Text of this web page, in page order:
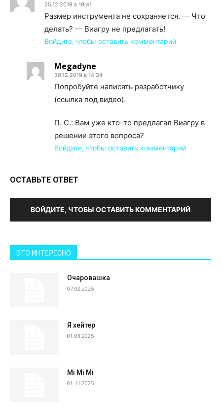
25.12.2019 в 19:41
Размер инструмента не сохраняется. — Что
делать? — Виагру не предлагать!
Войдите, чтобы оставить комментарий
Megadyne
30.12.2019 в 14:34
Попробуйте написать разработчику
(ссылка под видео).
П. С.: Вам уже кто-то предлагал Виагру в
решении этого вопроса?
Войдите, чтобы оставить комментарий
ОСТАВЬТЕ ОТВЕТ
ВОЙДИТЕ, ЧТОБЫ ОСТАВИТЬ КОММЕНТАРИЙ
ЭТО ИНТЕРЕСНО
Очаровашка
07.02.2025
Я хейтер
01.03.2025
Mi Mi Mi
01.11.2025